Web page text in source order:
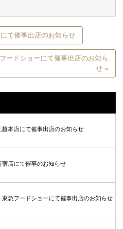
て催事出店のお知らせ
ードショーにて催事出店のお知ら
せ »
越本店にて催事出店のお知らせ
宿店にて催事のお知らせ
急フードショーにて催事出店のお知らせ